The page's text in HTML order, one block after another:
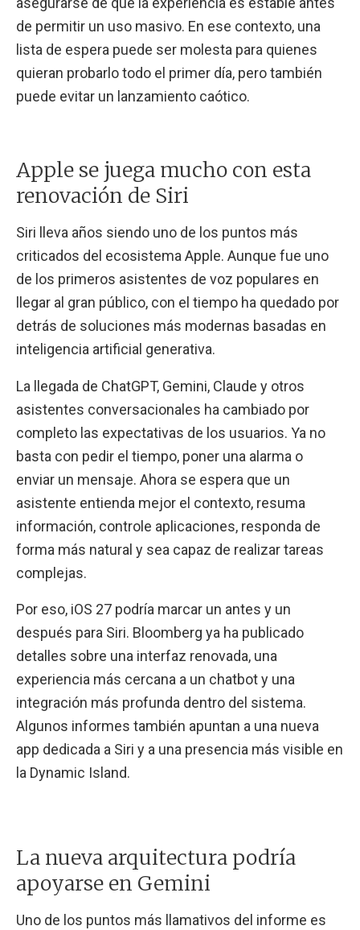
de permitir un uso masivo. En ese contexto, una
lista de espera puede ser molesta para quienes
quieran probarlo todo el primer día, pero también
puede evitar un lanzamiento caótico.
Apple se juega mucho con esta
renovación de Siri
Siri lleva años siendo uno de los puntos más
criticados del ecosistema Apple. Aunque fue uno
de los primeros asistentes de voz populares en
llegar al gran público, con el tiempo ha quedado por
detrás de soluciones más modernas basadas en
inteligencia artificial generativa.
La llegada de ChatGPT, Gemini, Claude y otros
asistentes conversacionales ha cambiado por
completo las expectativas de los usuarios. Ya no
basta con pedir el tiempo, poner una alarma o
enviar un mensaje. Ahora se espera que un
asistente entienda mejor el contexto, resuma
información, controle aplicaciones, responda de
forma más natural y sea capaz de realizar tareas
complejas.
Por eso, iOS 27 podría marcar un antes y un
después para Siri. Bloomberg ya ha publicado
detalles sobre una interfaz renovada, una
experiencia más cercana a un chatbot y una
integración más profunda dentro del sistema.
Algunos informes también apuntan a una nueva
app dedicada a Siri y a una presencia más visible en
la Dynamic Island.
La nueva arquitectura podría
apoyarse en Gemini
Uno de los puntos más llamativos del informe es